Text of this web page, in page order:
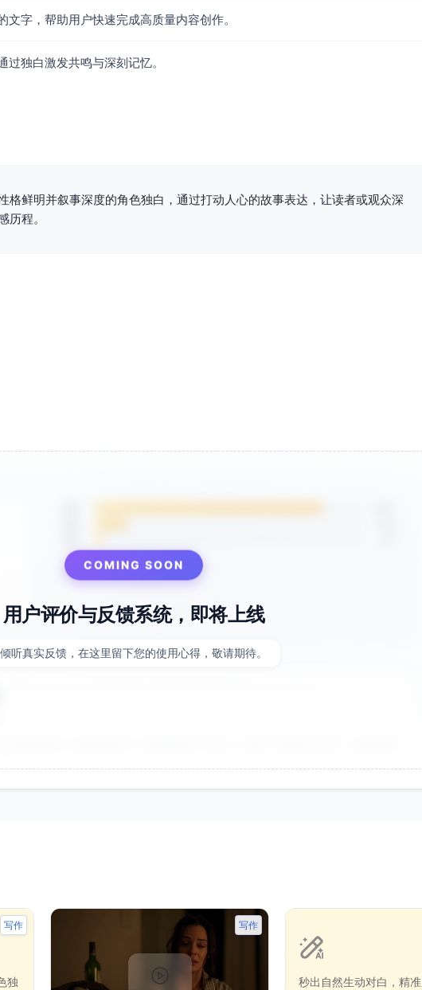
字，帮助用户快速完成高质量内容创作。
独白激发共鸣与深刻记忆。
格鲜明并叙事深度的角色独白，通过打动人心的故事表达，让读者或观众深
历程。
COMING SOON
用户评价与反馈系统，即将上线
倾听真实反馈，在这里留下您的使用心得，敬请期待。
独
写作 写作
秒出自然生动对白，精